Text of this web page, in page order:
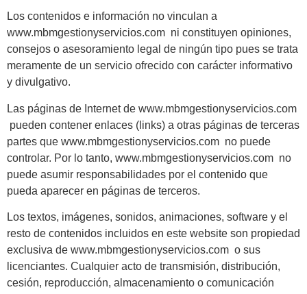
Los contenidos e información no vinculan a
www.mbmgestionyservicios.com ni constituyen opiniones,
consejos o asesoramiento legal de ningún tipo pues se trata
meramente de un servicio ofrecido con carácter informativo
y divulgativo.
Las páginas de Internet de www.mbmgestionyservicios.com
pueden contener enlaces (links) a otras páginas de terceras
partes que www.mbmgestionyservicios.com no puede
controlar. Por lo tanto, www.mbmgestionyservicios.com no
puede asumir responsabilidades por el contenido que
pueda aparecer en páginas de terceros.
Los textos, imágenes, sonidos, animaciones, software y el
resto de contenidos incluidos en este website son propiedad
exclusiva de www.mbmgestionyservicios.com o sus
licenciantes. Cualquier acto de transmisión, distribución,
cesión, reproducción, almacenamiento o comunicación